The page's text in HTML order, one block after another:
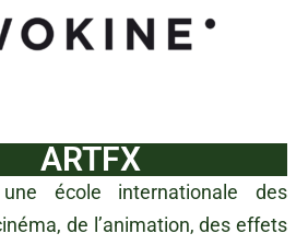
ARTFX
école internationale des
de l’animation, des effets